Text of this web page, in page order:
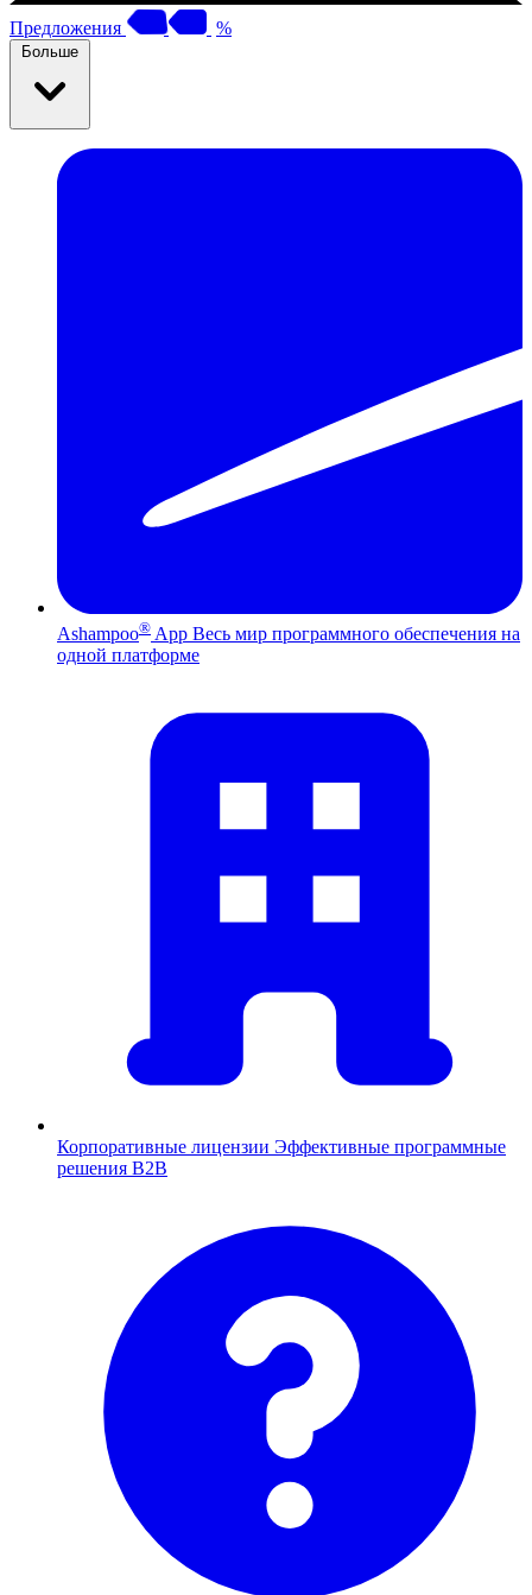
Предложения %
Больше
Ashampoo® App Весь мир программного обеспечения на
одной платформе
Корпоративные лицензии Эффективные программные
решения B2B